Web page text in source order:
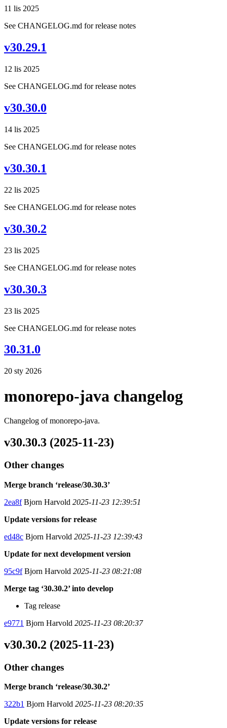
11 lis 2025
See CHANGELOG.md for release notes
v30.29.1
12 lis 2025
See CHANGELOG.md for release notes
v30.30.0
14 lis 2025
See CHANGELOG.md for release notes
v30.30.1
22 lis 2025
See CHANGELOG.md for release notes
v30.30.2
23 lis 2025
See CHANGELOG.md for release notes
v30.30.3
23 lis 2025
See CHANGELOG.md for release notes
30.31.0
20 sty 2026
monorepo-java changelog
Changelog of monorepo-java.
v30.30.3 (2025-11-23)
Other changes
Merge branch ‘release/30.30.3’
2ea8fBjorn Harvold 2025-11-23 12:39:51
Update versions for release
ed48c Bjorn Harvold 2025-11-23 12:39:43
Update for next development version
95c9fBjorn Harvold 2025-11-23 08:21:08
Merge tag ‘30.30.2’ into develop
Tag release
e9771 Bjorn Harvold 2025-11-23 08:20:37
v30.30.2 (2025-11-23)
Other changes
Merge branch ‘release/30.30.2’
322b1 Bjorn Harvold 2025-11-23 08:20:35
Update versions for release